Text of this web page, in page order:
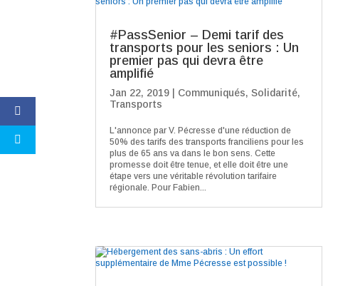
#PassSenior – Demi tarif des
transports pour les seniors : Un
premier pas qui devra être
amplifié
Jan 22, 2019 Communiqués,Solidarité,
Transports
L'annonce par V. Pécresse d'une réduction de
50% des tarifs des transports franciliens pour les
plus de 65 ans va dans le bon sens. Cette
promesse doit être tenue, et elle doit être une
étape vers une véritable révolution tarifaire
régionale. Pour Fabien...